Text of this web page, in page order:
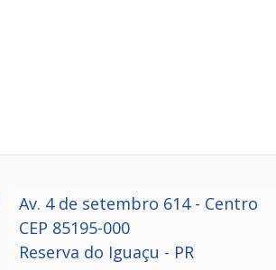
Av. 4 de setembro 614 - Centro
CEP 85195-000
Reserva do Iguaçu - PR